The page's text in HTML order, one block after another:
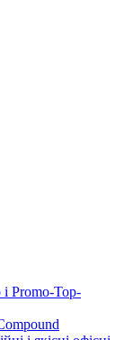
і Promo-Top-